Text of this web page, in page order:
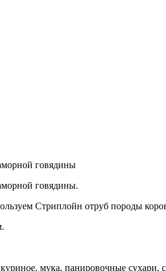
говядины
говядины.
Стриплойн отруб породы
мука, панировочные сухари,